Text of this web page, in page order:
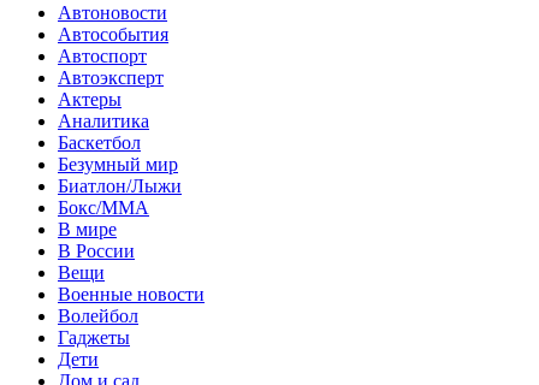
Автоновости
Автособытия
Автоспорт
Автоэксперт
Актеры
Аналитика
Баскетбол
Безумный мир
Биатлон/Лыжи
Бокс/MMA
В мире
В России
Вещи
Военные новости
Волейбол
Гаджеты
Дети
Дом и сад